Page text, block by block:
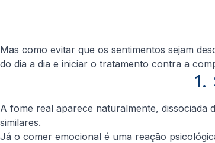
Mas como evitar que os sentimentos sejam
do dia a dia e iniciar o tratamento contra a
A fome real aparece naturalmente, dissociada
similares.
Já o comer emocional é uma reação